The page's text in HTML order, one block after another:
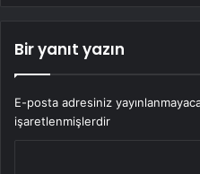
Bir yanıt yazın
E-posta adresiniz
işaretlenmişlerdir